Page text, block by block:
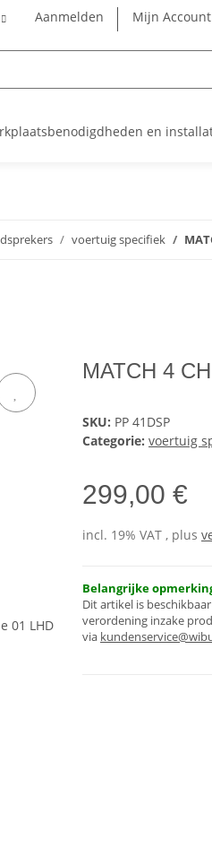
Aanmelden Mijn Account
en
voertuig specifiek
MATCH 4
SKU: PP 41DSP
Categorie: voertuig
299,00 €
incl. 19% VAT , plus
Belangrijke
Dit artikel is
verordening inzake
via